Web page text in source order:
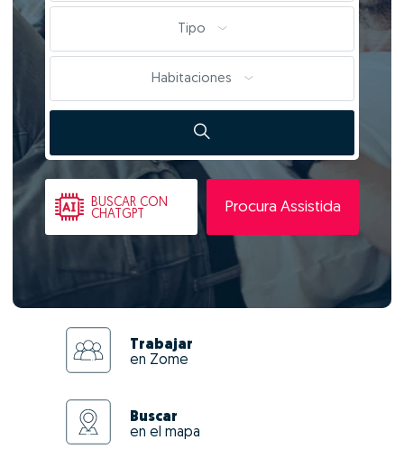
Tipo
Habitaciones
BUSCAR CON
CHATGPT
Procura Assistida
Trabajar
en Zome
Buscar
en el mapa